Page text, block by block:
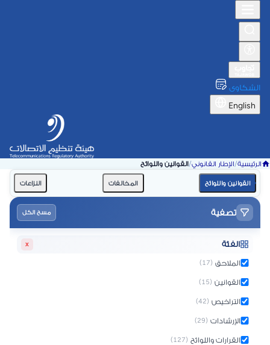
الشكاوى
English
الرئيسية/الإطار القانوني/القوانين واللوائح
القوانين واللوائح المخالفات النزاعات
تصفية مسح الكل
الفئة x
الملاحق (17)
القوانين (15)
التراخيص (42)
الإرشادات (29)
القرارات واللوائح (127)